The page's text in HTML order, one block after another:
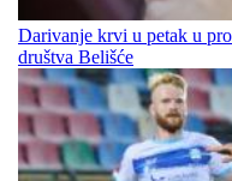
Darivanje krvi u petak u
društva Belišće